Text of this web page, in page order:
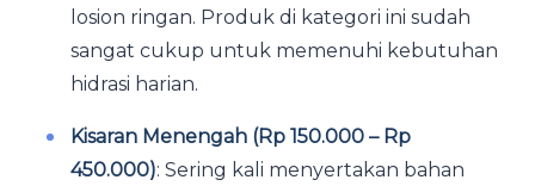
losion ringan. Produk di kategori ini sudah
sangat cukup untuk memenuhi kebutuhan
hidrasi harian.
Kisaran Menengah (Rp 150.000 – Rp
450.000): Sering kali menyertakan bahan